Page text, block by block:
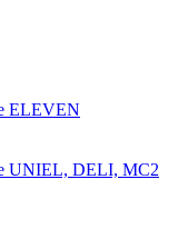
ELEVEN
UNIEL, DELI, MC2